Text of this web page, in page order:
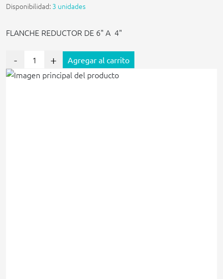
Disponibilidad: 3 unidades
FLANCHE REDUCTOR DE 6" A 4"
- + Agregar al carrito